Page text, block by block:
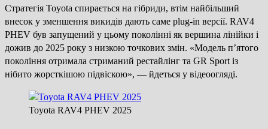
Стратегія Toyota спирається на гібриди, втім найбільший
внесок у зменшення викидів дають саме plug-in версії. RAV4
PHEV був запущений у цьому поколінні як вершина лінійки і
дожив до 2025 року з низкою точкових змін. «Модель п’ятого
покоління отримала стриманий рестайлінг та GR Sport із
нібито жорсткішою підвіскою», — йдеться у відеоогляді.
Toyota RAV4 PHEV 2025